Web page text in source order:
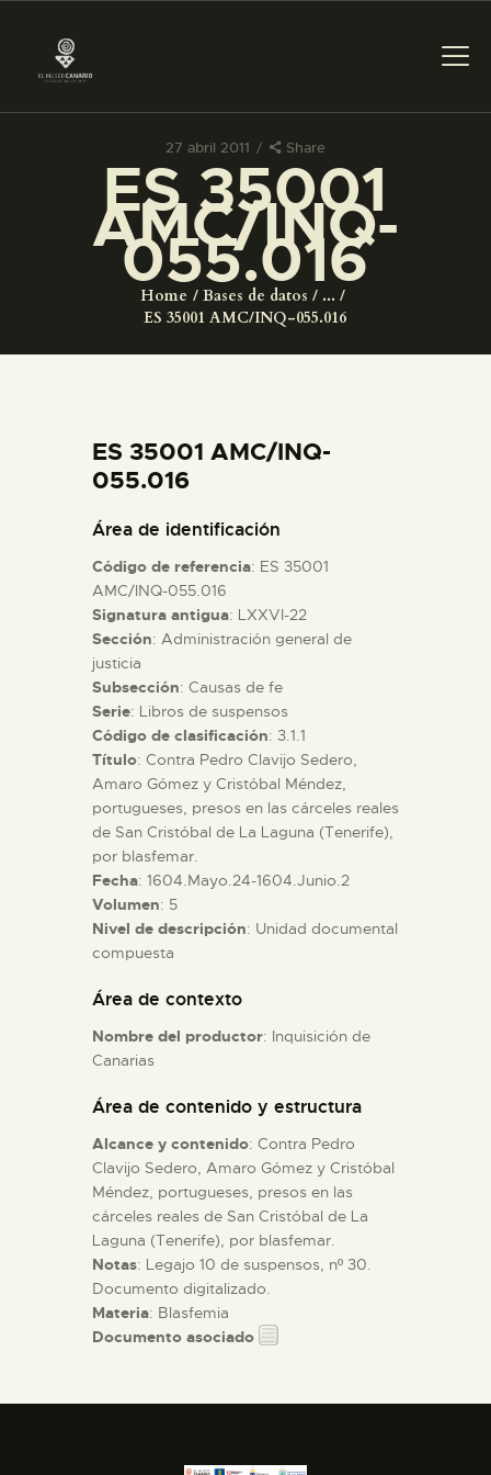
27 abril 2011 Share
ES 35001
AMC/INQ-
055.016
Home Bases de datos
...
ES 35001 AMC/INQ-055.016
PREPARAR LA VISITA
ACTIVIDADES
COLECCIONES
ESPAÑOL
PREPARAR LA VISITA
ACTIVIDADES
█
EL MUSEO
COLECCIONES
ESPAÑOL
ES 35001 AMC/INQ-
055.016
Área de identificación
Código de referencia: ES 35001
AMC/INQ-055.016
Signatura antigua: LXXVI-22
Sección: Administración general de
justicia
Subsección: Causas de fe
Serie: Libros de suspensos
Código de clasificación: 3.1.1
Título: Contra Pedro Clavijo Sedero,
Amaro Gómez y Cristóbal Méndez,
portugueses, presos en las cárceles reales
de San Cristóbal de La Laguna (Tenerife),
por blasfemar.
Fecha: 1604.Mayo.24-1604.Junio.2
Volumen: 5
Nivel de descripción: Unidad documental
compuesta
Área de contexto
Nombre del productor: Inquisición de
Canarias
Área de contenido y estructura
Alcance y contenido: Contra Pedro
Clavijo Sedero, Amaro Gómez y Cristóbal
Méndez, portugueses, presos en las
cárceles reales de San Cristóbal de La
Laguna (Tenerife), por blasfemar.
Notas: Legajo 10 de suspensos, nº 30.
Documento digitalizado.
Materia: Blasfemia
Documento asociado